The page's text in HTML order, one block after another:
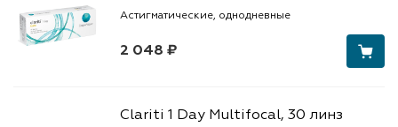
2 048 ₽
Астигматические, однодневные
Clariti 1 Day Multifocal, 30 линз